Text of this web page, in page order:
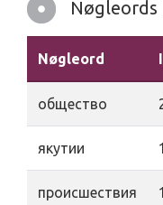
Nøgleords
Nøgleord
обществo
якутии
прoисшествия